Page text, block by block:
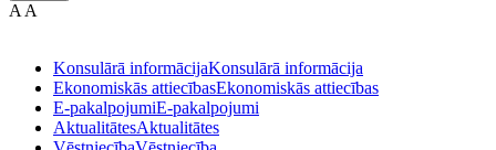
A A
Konsulārā informācijaKonsulārā informācija
Ekonomiskās attiecībasEkonomiskās attiecības
E-pakalpojumiE-pakalpojumi
AktualitātesAktualitātes